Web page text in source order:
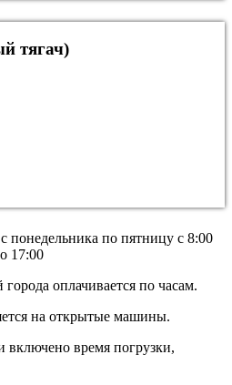
тягач)
понедельника по пятницу с 8:00
17:00
города оплачивается по часам.
на открытые машины.
включено время погрузки,